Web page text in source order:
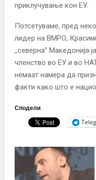
приклучување кон ЕУ.
Потсетуваме, пред
лидер на ВМРО,
,,северна” Македонија
членство во ЕУ и во
немаат намера да
факти како што е
Сподели